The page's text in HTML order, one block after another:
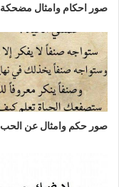
صور احكام وامثال مضحكة
صور حكم وامثال عن الحب